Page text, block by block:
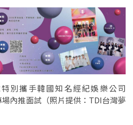
別攜手韓國知名經紀娛樂公司
內推面試（照片提供：TDI台灣夢